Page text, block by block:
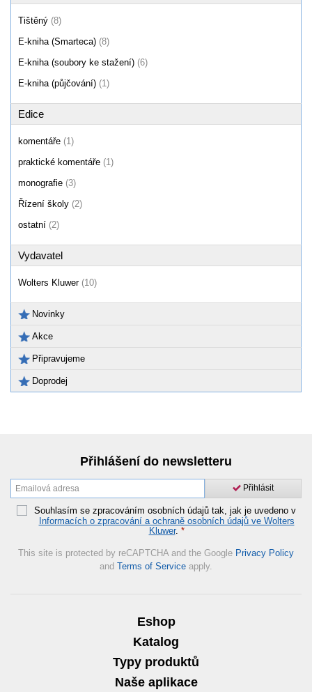
Tištěný (8)
E-kniha (Smarteca) (8)
E-kniha (soubory ke stažení) (6)
E-kniha (půjčování) (1)
Edice
komentáře (1)
praktické komentáře (1)
monografie (3)
Řízení školy (2)
ostatní (2)
Vydavatel
Wolters Kluwer (10)
Novinky
Akce
Připravujeme
Doprodej
Přihlášení do newsletteru
Přihlásit
Souhlasím se zpracováním osobních údajů tak, jak je uvedeno v
Informacích o zpracování a ochraně osobních údajů ve Wolters
Kluwer. *
This site is protected by reCAPTCHA and the Google Privacy Policy
and Terms of Service apply.
Eshop
Katalog
Typy produktů
Naše aplikace